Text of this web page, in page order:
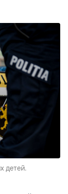
детей.